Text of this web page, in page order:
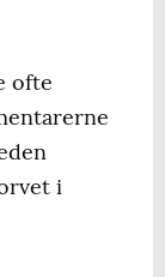
ofte
i